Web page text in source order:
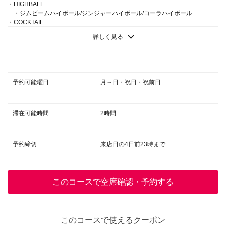
・HIGHBALL
・ジムビームハイボール/ジンジャーハイボール/コーラハイボール
・COCKTAIL
ル/スクリュードライバー/ブルドッグ/ラムトニック/ラムバック/キューバリブ
ク/カンパリソーダ/カンパリオレンジ/カンパリグレープフルーツ
マリブオレンジ/ライチオレンジ/ライチグレープフルーツ/レゲエパンチ/ライ
・こだわり酒場のレモンサワー/ライムサワー/グレープフルーツサワー/ウー
・≪生ビール≫ザ・プレミアム・モルツ グラス/シャンディガフ/レッドアイ
・グラスワイン(赤/白)/カリモーチョ/キティ/オペレーター/キール
詳しく見る
予約可能曜日 月～日・祝日・祝前日
滞在可能時間 2時間
予約締切 来店日の4日前23時まで
このコースで空席確認・予約する
このコースで使えるクーポン
★歓送迎会★【貸切専用プラン】カジュアルコース５品２
時間飲み放題付！ | 【完全個室完備】ダーツカフェデルタ
お店情報をコピー
閉じる